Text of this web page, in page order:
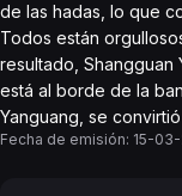
de las hadas, lo que
Todos están
resultado, Shangguan
está al borde de la
Yanguang, se
Fecha de emisión: 15-